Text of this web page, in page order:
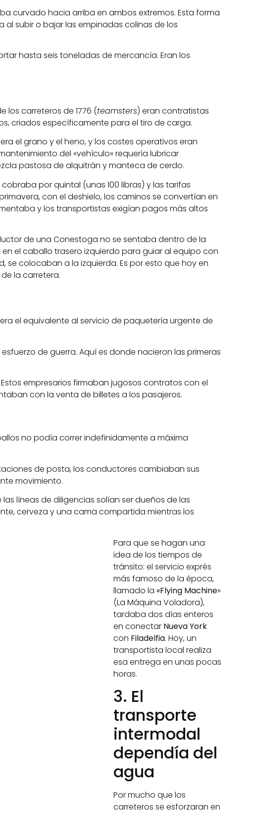
curvado hacia arriba en ambos extremos. Esta forma
subir o bajar las empinadas colinas de los
hasta seis toneladas de mercancía. Eran los
los carreteros de 1776 (teamsters) eran contratistas
criados específicamente para el tiro de carga.
el grano y el heno, y los costes operativos eran
del «vehículo» requería lubricar
pastosa de alquitrán y manteca de cerdo.
por quintal (unas 100 libras) y las tarifas
con el deshielo, los caminos se convertían en
y los transportistas exigían pagos más altos
de una Conestoga no se sentaba dentro de la
el caballo trasero izquierdo para guiar al equipo con
se colocaban a la izquierda. Es por esto que hoy en
la carretera.
el equivalente al servicio de paquetería urgente de
de guerra. Aquí es donde nacieron las primeras
empresarios firmaban jugosos contratos con el
con la venta de billetes a los pasajeros.
no podía correr indefinidamente a máxima
de posta, los conductores cambiaban sus
movimiento.
líneas de diligencias solían ser dueños de las
cerveza y una cama compartida mientras los
Para que se hagan una
idea de los tiempos de
tránsito: el servicio exprés
más famoso de la época,
llamado la «Flying Machine»
(La Máquina Voladora),
tardaba dos días enteros
en conectar Nueva York
con Filadelfia. Hoy, un
transportista local realiza
esa entrega en unas pocas
horas.
3. El
transporte
intermodal
dependía del
agua
Por mucho que los
carreteros se esforzaran en